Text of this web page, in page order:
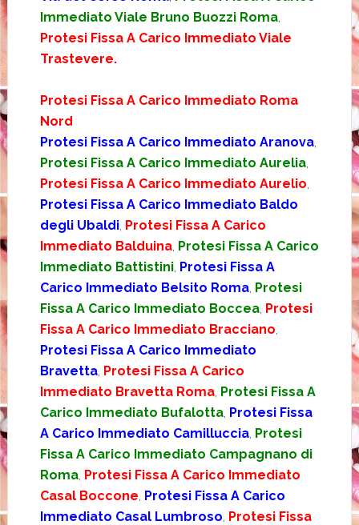
Immediato Viale Bruno Buozzi Roma,
Protesi Fissa A Carico Immediato Viale
Trastevere.
Protesi Fissa A Carico Immediato Roma
Nord
Protesi Fissa A Carico Immediato Aranova,
Protesi Fissa A Carico Immediato Aurelia,
Protesi Fissa A Carico Immediato Aurelio
Protesi Fissa A Carico Immediato Baldo
degli Ubaldi, Protesi Fissa A Carico
Immediato Balduina, Protesi Fissa A Carico
Immediato Battistini, Protesi Fissa A
Carico Immediato Belsito Roma, Protesi
Fissa A Carico Immediato Boccea, Protesi
Fissa A Carico Immediato Bracciano
Protesi Fissa A Carico Immediato
Bravetta, Protesi Fissa A Carico
Immediato Bravetta Roma, Protesi Fissa A
Carico Immediato Bufalotta, Protesi Fissa
A Carico Immediato Camilluccia, Protesi
Fissa A Carico Immediato Campagnano di
Roma, Protesi Fissa A Carico Immediato
Casal Boccone Protesi Fissa A Carico
Immediato Casal Lumbroso Protesi Fissa